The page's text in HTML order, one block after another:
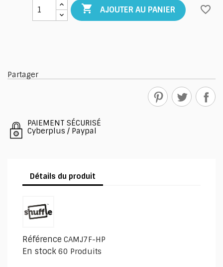
 AJOUTER AU PANIER favorite_border
Partager
PAIEMENT SÉCURISÉ
Cyberplus / Paypal
Détails du produit
Référence CAMJ7F-HP
En stock 60 Produits